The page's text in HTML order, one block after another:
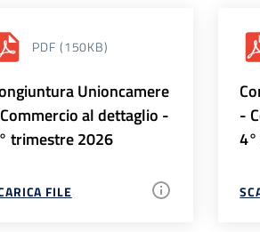
PDF (150KB)
Unioncamere
al dettaglio -
trimestre 2026
FILE
-